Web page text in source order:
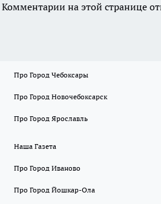
Комментарии на этой странице
Про Город Чебоксары
Про Город Новочебоксарск
Про Город Ярославль
Наша Газета
Про Город Иваново
Про Город Йошкар-Ола